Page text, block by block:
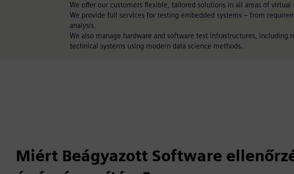
We offer our customers flexible, tailored solutions in all areas of virtual
We provide full services for testing embedded systems – from
analysis.
We also manage hardware and software test infrastructures,
technical systems using modern data science methods.
Miért Beágyazott Software